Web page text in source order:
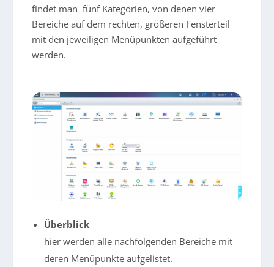
findet man fünf Kategorien, von denen vier
Bereiche auf dem rechten, größeren Fensterteil
mit den jeweiligen Menüpunkten aufgeführt
werden.
Überblick
hier werden alle nachfolgenden Bereiche mit
deren Menüpunkte aufgelistet.